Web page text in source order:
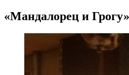
«Мандалорец и Грогу»